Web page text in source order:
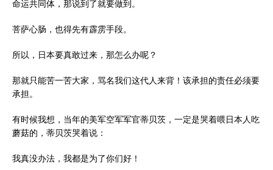
命运共同体，那说到了就要做到。
菩萨心肠，也得先有霹雳手段。
所以，日本要真敢过来，那怎么办呢？
那就只能苦一苦大家，骂名我们这代人来背！该承担的责任必须要
承担。
有时候我想，当年的美军空军军官蒂贝茨，一定是哭着喂日本人吃
蘑菇的，蒂贝茨哭着说：
我真没办法，我都是为了你们好！